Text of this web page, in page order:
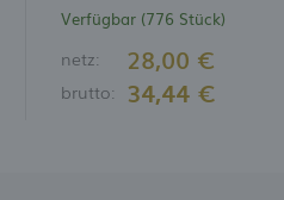
Verfügbar (776 Stück)
netz: 28,00 €
brutto: 34,44 €